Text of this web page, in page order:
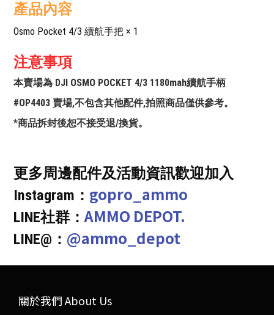
產品內容
Osmo Pocket 4/3 續航手把 × 1
注意事項
本賣場為 DJI OSMO POCKET 4/3 1180mah續航手柄
#OP4403 賣場,不包含其他配件,拍照商品僅供參考。
*商品拆封後恕不接受退/換貨。
更多周邊配件及活動資訊歡迎加入
Instagram： gopro_ammo
LINE社群：AMMO DEPOT.
LINE@： @ammo_depot
關於我們 About Us